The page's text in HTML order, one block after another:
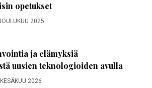
opetukset
2025
ja elämyksiä
uusien teknologioiden avulla
KESÄKUU 2026